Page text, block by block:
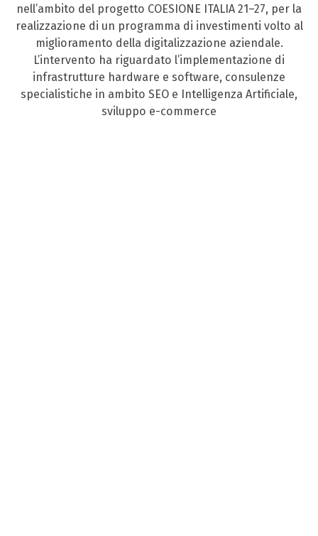
nell’ambito del progetto COESIONE ITALIA 21–27, per la
realizzazione di un programma di investimenti volto al
miglioramento della digitalizzazione aziendale.
L’intervento ha riguardato l’implementazione di
infrastrutture hardware e software, consulenze
specialistiche in ambito SEO e Intelligenza Artificiale,
sviluppo e-commerce